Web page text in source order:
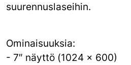
suurennuslaseihin.
Ominaisuuksia:
- 7″ näyttö (1024 x 600)